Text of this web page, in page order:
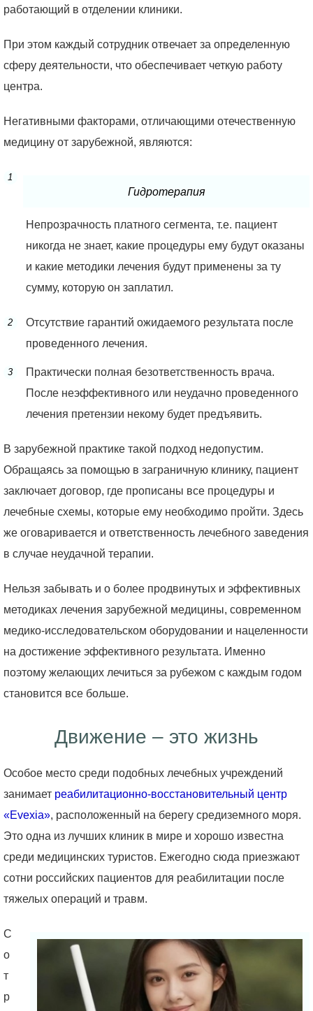
работающий в отделении клиники.
При этом каждый сотрудник отвечает за определенную
сферу деятельности, что обеспечивает четкую работу
центра.
Негативными факторами, отличающими отечественную
медицину от зарубежной, являются:
Гидротерапия
Непрозрачность платного сегмента, т.е. пациент
никогда не знает, какие процедуры ему будут оказаны
и какие методики лечения будут применены за ту
сумму, которую он заплатил.
Отсутствие гарантий ожидаемого результата после
проведенного лечения.
Практически полная безответственность врача.
После неэффективного или неудачно проведенного
лечения претензии некому будет предъявить.
В зарубежной практике такой подход недопустим.
Обращаясь за помощью в заграничную клинику, пациент
заключает договор, где прописаны все процедуры и
лечебные схемы, которые ему необходимо пройти. Здесь
же оговаривается и ответственность лечебного заведения
в случае неудачной терапии.
Нельзя забывать и о более продвинутых и эффективных
методиках лечения зарубежной медицины, современном
медико-исследовательском оборудовании и нацеленности
на достижение эффективного результата. Именно
поэтому желающих лечиться за рубежом с каждым годом
становится все больше.
Движение – это жизнь
Особое место среди подобных лечебных учреждений
занимает реабилитационно-восстановительный центр
«Evexia», расположенный на берегу средиземного моря.
Это одна из лучших клиник в мире и хорошо известна
среди медицинских туристов. Ежегодно сюда приезжают
сотни российских пациентов для реабилитации после
тяжелых операций и травм.
С
о
т
р